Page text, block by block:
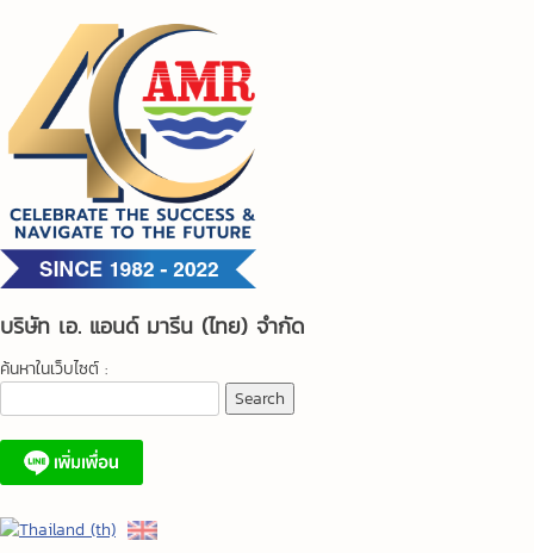
content
บริษัท เอ. แอนด์ มารีน (ไทย) จำกัด
ค้นหาในเว็บไซต์ :